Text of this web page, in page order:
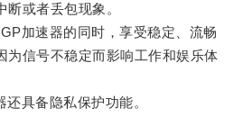
或者丢包现象。
加速器的同时，享受稳定、流畅
为信号不稳定而影响工作和娱乐体
具备隐私保护功能。